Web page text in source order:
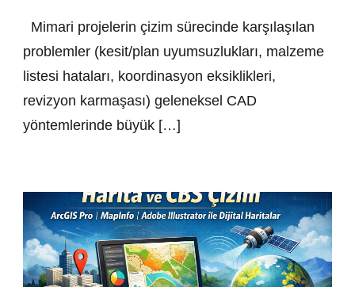
Mimari projelerin çizim sürecinde karşılaşılan
problemler (kesit/plan uyumsuzlukları, malzeme
listesi hataları, koordinasyon eksiklikleri,
revizyon karmaşası) geleneksel CAD
yöntemlerinde büyük […]